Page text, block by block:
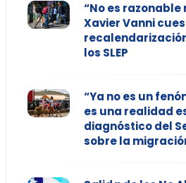
“No es
Xavier Vanni
los SLEP
“Ya no es un
es una realidad
diagnóstico del
sobre la